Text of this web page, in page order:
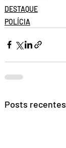
DESTAQUE
POLÍCIA
Posts recentes